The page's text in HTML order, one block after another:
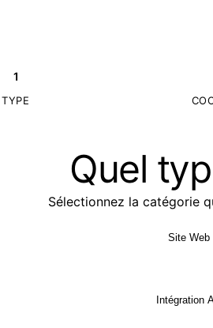
1
TYPE
Quel
Sélectionnez la catégorie
Site Web
Intégration